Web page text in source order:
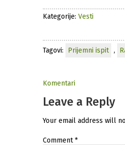
Kategorije: Vesti
Tagovi: Prijemni ispit ,
Komentari
Leave a Reply
Your email address will
Comment*